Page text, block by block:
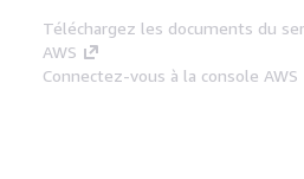
Téléchargez les documents du
AWS
Connectez-vous à la console AWS